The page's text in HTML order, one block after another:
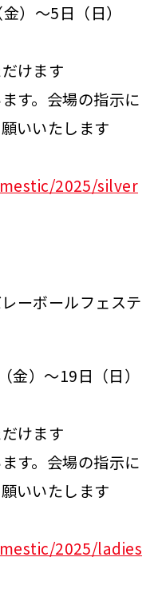
）～5日（日）
けます
す。会場の指示に
いいたします
2025/silver
ーボールフェステ
）～19日（日）
けます
す。会場の指示に
いいたします
2025/ladies